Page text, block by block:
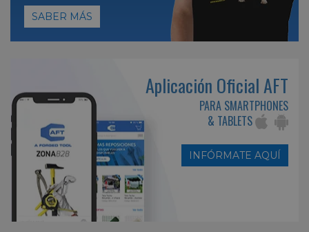
SABER MÁS
Aplicación Oficial AFT
PARA SMARTPHONES
& TABLETS
INFÓRMATE AQUÍ